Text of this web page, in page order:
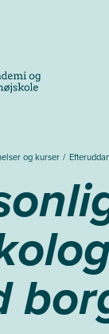
og kurser